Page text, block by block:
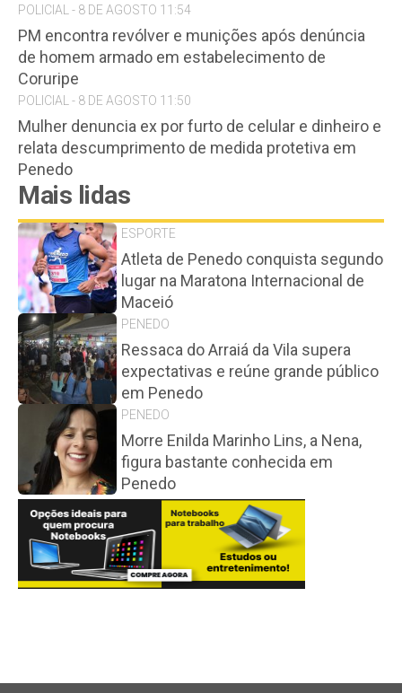
POLICIAL - 8 DE AGOSTO 11:54
PM encontra revólver e munições após denúncia
de homem armado em estabelecimento de
Coruripe
POLICIAL - 8 DE AGOSTO 11:50
Mulher denuncia ex por furto de celular e dinheiro e
relata descumprimento de medida protetiva em
Penedo
Mais lidas
ESPORTE
Atleta de Penedo conquista segundo
lugar na Maratona Internacional de
Maceió
PENEDO
Ressaca do Arraiá da Vila supera
expectativas e reúne grande público
em Penedo
PENEDO
Morre Enilda Marinho Lins, a Nena,
figura bastante conhecida em
Penedo